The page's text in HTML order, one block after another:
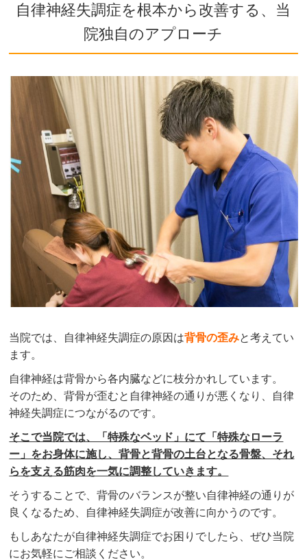
自律神経失調症を根本から改善する、当
院独自のアプローチ
当院では、自律神経失調症の原因は背骨の歪みと考えてい
ます。
自律神経は背骨から各内臓などに枝分かれしています。
そのため、背骨が歪むと自律神経の通りが悪くなり、自律
神経失調症につながるのです。
そこで当院では、「特殊なベッド」にて「特殊なローラ
ー」をお身体に施し、背骨と背骨の土台となる骨盤、それ
らを支える筋肉を一気に調整していきます。
そうすることで、背骨のバランスが整い自律神経の通りが
良くなるため、自律神経失調症が改善に向かうのです。
もしあなたが自律神経失調症でお困りでしたら、ぜひ当院
にお気軽にご相談ください。